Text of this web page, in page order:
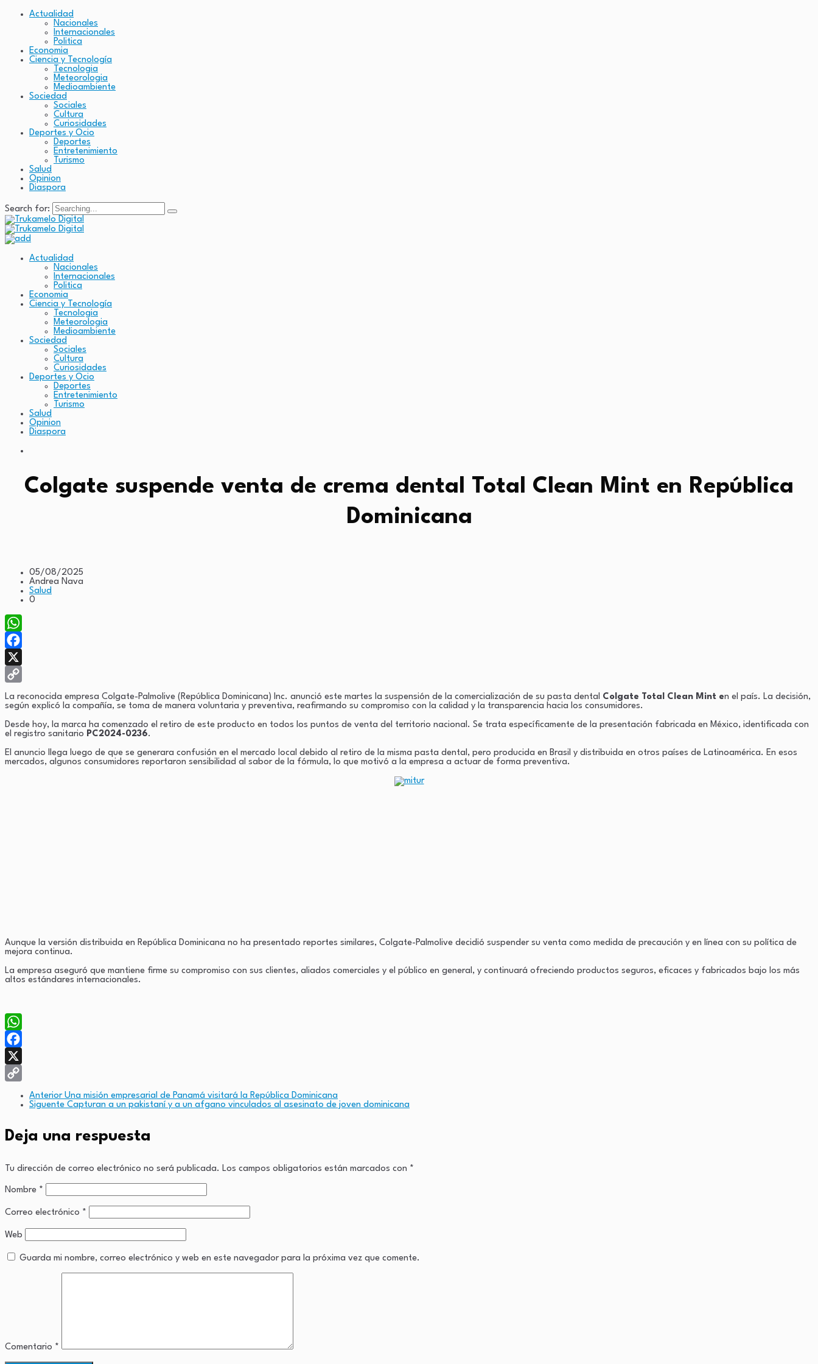
Actualidad
Nacionales
Internacionales
Politica
Economia
Ciencia y Tecnología
Tecnologia
Meteorologia
Medioambiente
Sociedad
Sociales
Cultura
Curiosidades
Deportes y Ocio
Deportes
Entretenimiento
Turismo
Salud
Opinion
Diaspora
Search for:
Actualidad
Nacionales
Internacionales
Politica
Economia
Ciencia y Tecnología
Tecnologia
Meteorologia
Medioambiente
Sociedad
Sociales
Cultura
Curiosidades
Deportes y Ocio
Deportes
Entretenimiento
Turismo
Salud
Opinion
Diaspora
Colgate suspende venta de crema dental Total Clean Mint en República
Dominicana
05/08/2025
Andrea Nava
Salud
0
WhatsApp
Facebook
X
Copy
Link
La reconocida empresa Colgate-Palmolive (República Dominicana) Inc. anunció este martes la suspensión de la comercialización de su pasta dental Colgate Total Clean Mint en el país. La decisión,
según explicó la compañía, se toma de manera voluntaria y preventiva, reafirmando su compromiso con la calidad y la transparencia hacia los consumidores.
Desde hoy, la marca ha comenzado el retiro de este producto en todos los puntos de venta del territorio nacional. Se trata específicamente de la presentación fabricada en México, identificada con
el registro sanitario PC2024-0236.
El anuncio llega luego de que se generara confusión en el mercado local debido al retiro de la misma pasta dental, pero producida en Brasil y distribuida en otros países de Latinoamérica. En esos
mercados, algunos consumidores reportaron sensibilidad al sabor de la fórmula, lo que motivó a la empresa a actuar de forma preventiva.
Aunque la versión distribuida en República Dominicana no ha presentado reportes similares, Colgate-Palmolive decidió suspender su venta como medida de precaución y en línea con su política de
mejora continua.
La empresa aseguró que mantiene firme su compromiso con sus clientes, aliados comerciales y el público en general, y continuará ofreciendo productos seguros, eficaces y fabricados bajo los más
altos estándares internacionales.
WhatsApp
Facebook
X
Anterior Una misión empresarial de Panamá visitará la República Dominicana
Siguente Capturan a un pakistaní y a un afgano vinculados al asesinato de joven dominicana
Deja una respuesta
Tu dirección de correo electrónico no será publicada. Los campos obligatorios están marcados con *
Nombre *
Correo electrónico *
Web
Guarda mi nombre, correo electrónico y web en este navegador para la próxima vez que comente.
Comentario *